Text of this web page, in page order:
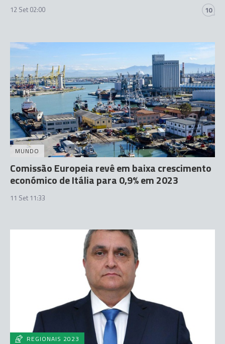
12 Set 02:00 10
MUNDO
Comissão Europeia revê em baixa crescimento
económico de Itália para 0,9% em 2023
11 Set 11:33
REGIONAIS 2023